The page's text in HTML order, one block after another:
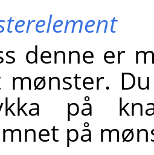
denne er
mønster.
på
på